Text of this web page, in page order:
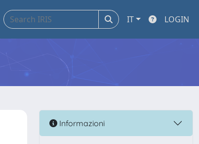
IT LOGIN
Informazioni